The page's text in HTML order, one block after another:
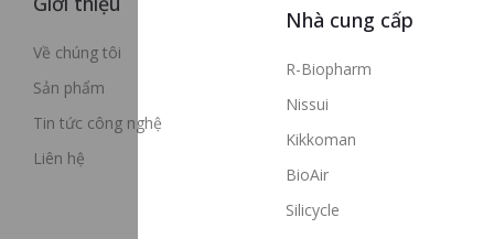
Về chúng tôi
Sản phẩm
Tin tức công nghệ
Liên hệ
Nhà cung cấp
R-Biopharm
Nissui
Kikkoman
BioAir
Silicycle